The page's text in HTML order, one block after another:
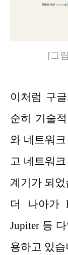
[그
이처럼 구
순히 기술
와 네트워
고 네트워
계기가 되
더 나아가
Jupiter 등
용하고 있습